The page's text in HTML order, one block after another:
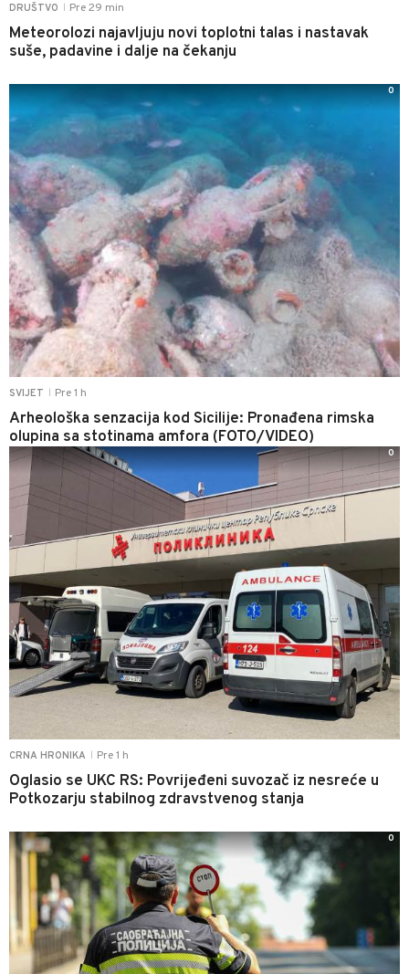
DRUŠTVO Pre 29 min
Meteorolozi najavljuju novi toplotni talas i nastavak
suše, padavine i dalje na čekanju
SVIJET Pre 1 h
Arheološka senzacija kod Sicilije: Pronađena rimska
olupina sa stotinama amfora (FOTO/VIDEO)
0
CRNA HRONIKA Pre 1 h
Oglasio se UKC RS: Povrijeđeni suvozač iz nesreće u
Potkozarju stabilnog zdravstvenog stanja
0
0